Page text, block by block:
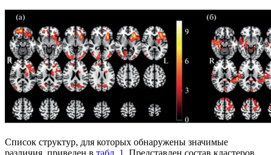
Список структур, для которых обнаружены значимые
различия, приведен в табл. 1 . Представлен состав кластеров,